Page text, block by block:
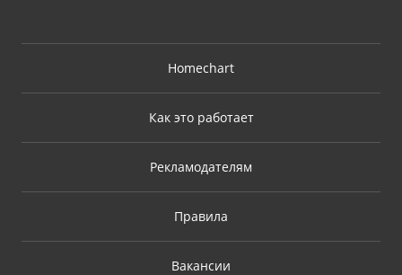
Homechart
Как это работает
Рекламодателям
Правила
Вакансии